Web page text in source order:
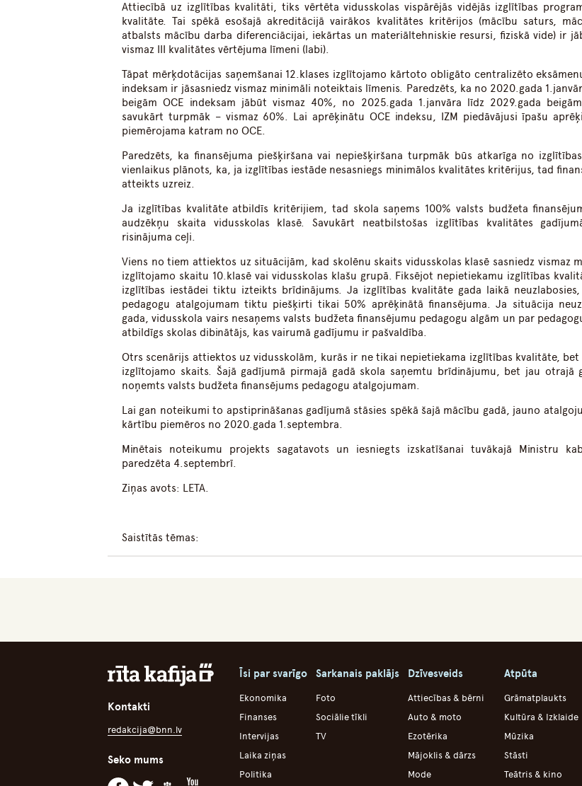
Attiecībā uz izglītības kvalitāti, tiks vērtēta vidusskolas vispārējās vidējās izglītības
kvalitāte. Tai spēkā esošajā akreditācijā vairākos kvalitātes kritērijos (mācību saturs,
atbalsts mācību darba diferenciācijai, iekārtas un materiāltehniskie resursi, fiziskā vide) ir
vismaz III kvalitātes vērtējuma līmeni (labi).
Tāpat mērķdotācijas saņemšanai 12.klases izglītojamo kārtoto obligāto centralizēto
indeksam ir jāsasniedz vismaz minimāli noteiktais līmenis. Paredzēts, ka no 2020.gada
beigām OCE indeksam jābūt vismaz 40%, no 2025.gada 1.janvāra līdz 2029.gada
savukārt turpmāk – vismaz 60%. Lai aprēķinātu OCE indeksu, IZM piedāvājusi īpašu
piemērojama katram no OCE.
Paredzēts, ka finansējuma piešķiršana vai nepiešķiršana turpmāk būs atkarīga no
vienlaikus plānots, ka, ja izglītības iestāde nesasniegs minimālos kvalitātes kritērijus, tad
atteikts uzreiz.
Ja izglītības kvalitāte atbildīs kritērijiem, tad skola saņems 100% valsts budžeta
audzēkņu skaita vidusskolas klasē. Savukārt neatbilstošas izglītības kvalitātes
risinājuma ceļi.
Viens no tiem attiektos uz situācijām, kad skolēnu skaits vidusskolas klasē sasniedz vismaz
izglītojamo skaitu 10.klasē vai vidusskolas klašu grupā. Fiksējot nepietiekamu izglītības
izglītības iestādei tiktu izteikts brīdinājums. Ja izglītības kvalitāte gada laikā
pedagogu atalgojumam tiktu piešķirti tikai 50% aprēķinātā finansējuma. Ja situācija
gada, vidusskola vairs nesaņems valsts budžeta finansējumu pedagogu algām un par
atbildīgs skolas dibinātājs, kas vairumā gadījumu ir pašvaldība.
Otrs scenārijs attiektos uz vidusskolām, kurās ir ne tikai nepietiekama izglītības kvalitāte,
izglītojamo skaits. Šajā gadījumā pirmajā gadā skola saņemtu brīdinājumu, bet jau otrajā
noņemts valsts budžeta finansējums pedagogu atalgojumam.
Lai gan noteikumi to apstiprināšanas gadījumā stāsies spēkā šajā mācību gadā, jauno
kārtību piemēros no 2020.gada 1.septembra.
Minētais noteikumu projekts sagatavots un iesniegts izskatīšanai tuvākajā Ministru
paredzēta 4.septembrī.
Ziņas avots: LETA.
Saistītās tēmas:
Kontakti
redakcija@bnn.lv
Seko mums
Īsi par svarīgo
Ekonomika
Finanses
Intervijas
Laika ziņas
Politika
Sarkanais paklājs
Foto
Sociālie tīkli
TV
Dzīvesveids
Attiecības & bērni
Auto & moto
Ezotērika
Mājoklis & dārzs
Mode
Atpūta
Grāmatplaukts
Kultūra & Izklaide
Mūzika
Stāsti
Teātris & kino